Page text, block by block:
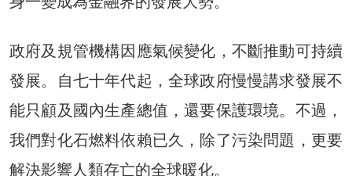
政府及規管機構因應氣候變化，不斷推動可持續
發展。自七十年代起，全球政府慢慢講求發展不
能只顧及國內生產總值，還要保護環境。不過，
我們對化石燃料依賴已久，除了污染問題，更要
解決影響人類存亡的全球暖化。